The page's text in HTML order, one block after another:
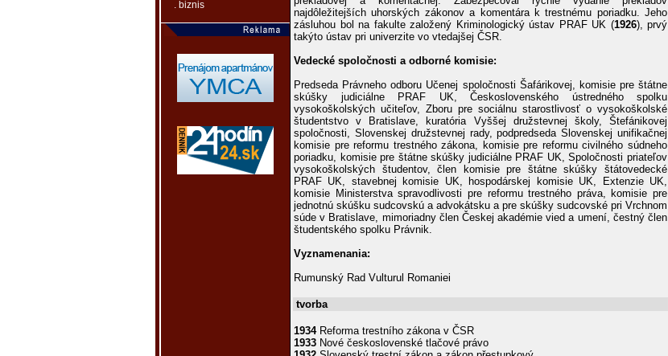
. biznis
najdôležitejších uhorských zákonov a komentára k trestnému poriadku. Jeho
zásluhou bol na fakulte založený Kriminologický ústav PRAF UK (1926), prvý
takýto ústav pri univerzite vo vtedajšej ČSR.
Vedecké spoločnosti a odborné komisie:
Predseda Právneho odboru Učenej spoločnosti Šafárikovej, komisie pre štátne
skúšky judiciálne PRAF UK, Československého ústredného spolku
vysokoškolských učiteľov, Zboru pre sociálnu starostlivosť o vysokoškolské
študentstvo v Bratislave, kuratória Vyššej družstevnej školy, Štefánikovej
spoločnosti, Slovenskej družstevnej rady, podpredseda Slovenskej unifikačnej
komisie pre reformu trestného zákona, komisie pre reformu civilného súdneho
poriadku, komisie pre štátne skúšky judiciálne PRAF UK, Spoločnosti priateľov
vysokoškolských študentov, člen komisie pre štátne skúšky štátovedecké
PRAF UK, stavebnej komisie UK, hospodárskej komisie UK, Extenzie UK,
komisie Ministerstva spravodlivosti pre reformu trestného práva, komisie pre
jednotnú skúšku sudcovskú a advokátsku a pre skúšky sudcovské pri Vrchnom
súde v Bratislave, mimoriadny člen Českej akadémie vied a umení, čestný člen
študentského spolku Právnik.
Vyznamenania:
Rumunský Rad Vulturul Romaniei
tvorba
1934Reforma trestního zákona v ČSR
1933 Nové československé tlačové právo